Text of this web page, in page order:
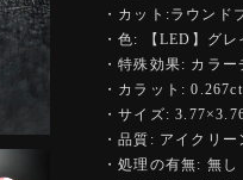
・カット:ラウンド
・色: 【LED】グ
・特殊効果: カラー
・カラット: 0.267ct
・サイズ:
・品質: アイクリー
・処理の有無: 無し